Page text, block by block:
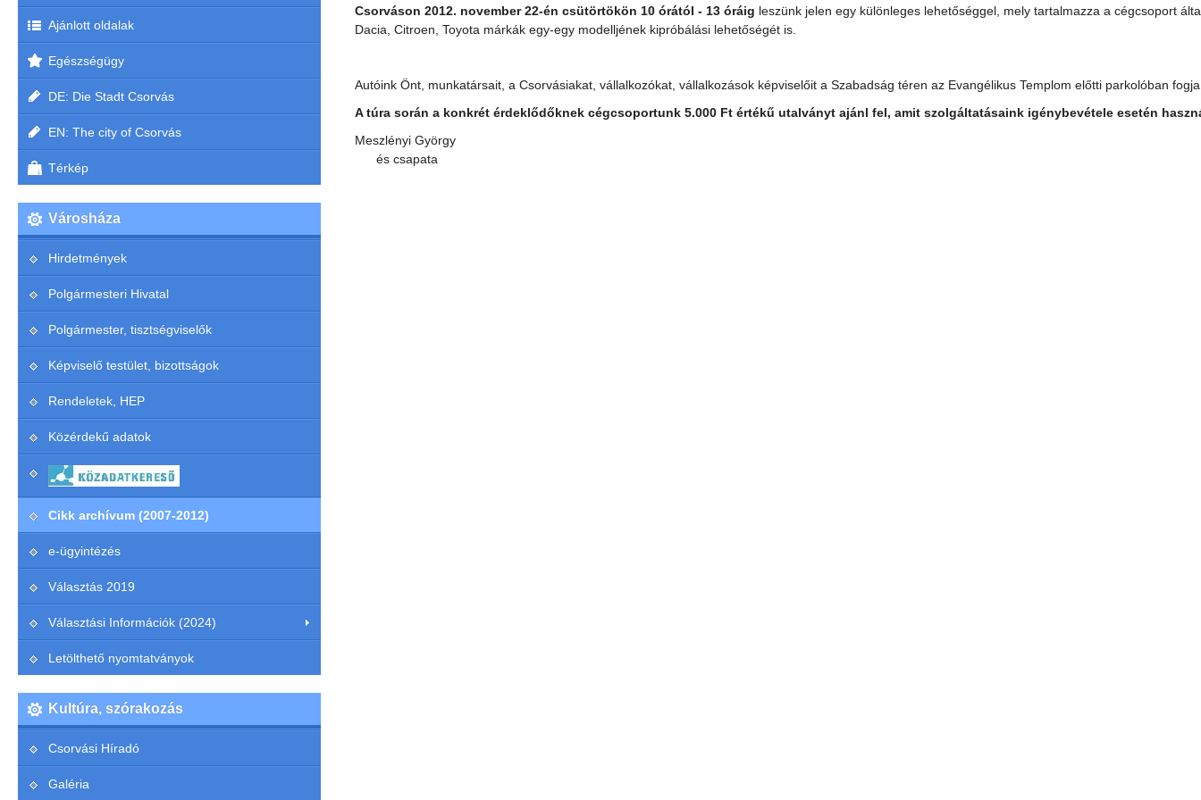
Csorváson 2012. november 22-én csütörtökön 10 órától - 13 óráig leszünk jelen egy különleges lehetőséggel, mely tartalmazza a cégcsoport
Dacia, Citroen, Toyota márkák egy-egy modelljének kipróbálási lehetőségét is.
Autóink Önt, munkatársait, a Csorvásiakat, vállalkozókat, vállalkozások képviselőit a Szabadság téren az Evangélikus Templom előtti parkolóban
A túra során a konkrét érdeklődőknek cégcsoportunk 5.000 Ft értékű utalványt ajánl fel, amit szolgáltatásaink igénybevétele esetén
Meszlényi György
és csapata
Ajánlott oldalak
Egészségügy
DE: Die Stadt Csorvás
EN: The city of Csorvás
Térkép
Városháza
Hirdetmények
Polgármesteri Hivatal
Polgármester, tisztségviselők
Képviselő testület, bizottságok
Rendeletek, HEP
Közérdekű adatok
Cikk archívum (2007-2012)
e-ügyintézés
Választás 2019
Választási Információk (2024)
Letölthető nyomtatványok
Kultúra, szórakozás
Csorvási Híradó
Galéria